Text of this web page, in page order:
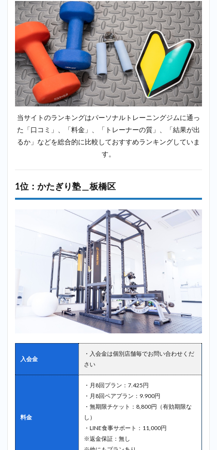
当サイトのランキングはパーソナルトレーニングジムに通っ
た「口コミ」、「料金」、「トレーナーの質」、「結果が出
るか」などを総合的に比較しておすすめランキングしていま
す。
1位：かたぎり塾＿板橋区
入会金
・入会金は個別店舗毎でお問い合わせくだ
さい
料金
・月8回プラン：7.425円
・月8回ペアプラン：9.900円
・無期限チケット：8,800円（有効期限な
し）
・LINE食事サポート：11,000円
※返金保証：無し